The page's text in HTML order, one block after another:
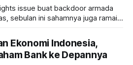
issue buat backdoor armada
sebulan ini sahamnya juga ramai
Ekonomi Indonesia,
Bank ke Depannya